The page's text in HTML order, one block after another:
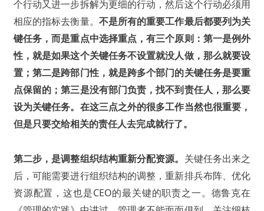
个行动又进一步拆解为更细的行动，然后这个行动必须用
相应的指标去衡量。 不是所有的重要工作最后都要列为关
键任务，而是重点中选择重点，有三个原则：第一是例外
性，就是如果这个关键任务不设置就没人做，那么就要设
置；第二是跨部门性，就是跨多个部门的关键任务是要重
点保留的；第三是没有部门负责，找不到责任人，那么要
设为关键任务。在这三点之外的很多工作当然也很重要，
但是只要交给相关的责任人去完成就行了。
第二步，是调整组织结构重新分配资源。 关键任务出来之
后，可能需要进行组织结构的调整，重新排兵布阵、优化
资源配置，这也是CEO的最关键的职责之一。德鲁克在